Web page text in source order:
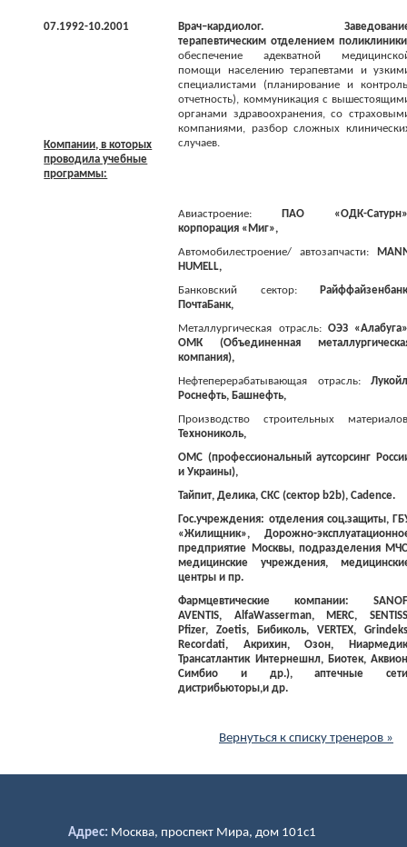
07.1992-10.2001
Компании, в которых
проводила учебные
программы:
Врач–кардиолог.
терапевтическим отделением
обеспечение адекватной
помощи населению терапевтами и
специалистами (планирование и
отчетность), коммуникация с
органами здравоохранения, со
компаниями, разбор сложных
случаев.
Авиастроение: ПАО «ОДК-
корпорация «Миг»,
Автомобилестроение/ автозапчасти:
HUMELL,
Банковский сектор:
ПочтаБанк,
Металлургическая отрасль:ОЭЗ
ОМК (Объединенная
компания),
Нефтеперерабатывающая отрасль:
Роснефть, Башнефть,
Производство строительных
Технониколь,
ОМС (профессиональный аутсорсинг
и Украины),
Тайпит, Делика, СКС (сектор b2b),Cadence.
Гос.учреждения: отделения соц.защиты,
«Жилищник», Дорожно-
предприятие Москвы, подразделения
медицинские учреждения,
центры и пр.
Фармцевтические компании:
AVENTIS, AlfaWasserman, MERC,
Pfizer, Zoetis, Бибиколь, VERTEX,
Recordati, Акрихин, Озон,
Трансатлантик Интернешнл, Биотек,
Симбио и др.), аптечные
дистрибьюторы,и др.
Вернуться к списку тренеров »
Адрес: Москва, проспект Мира, дом 101c1